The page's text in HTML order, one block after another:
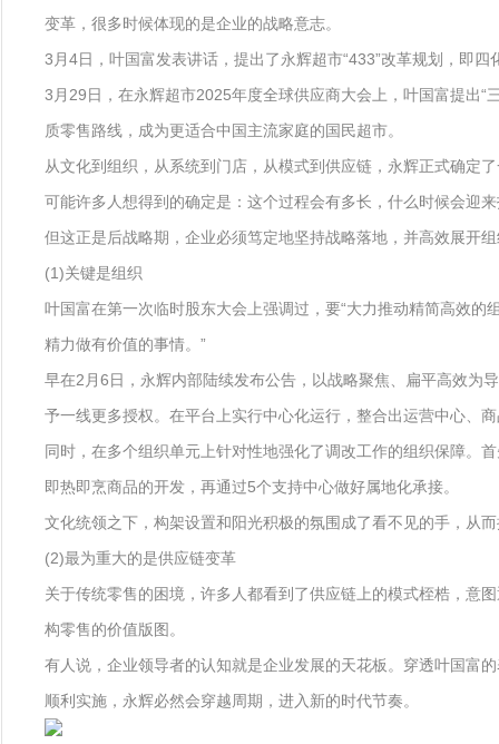
变革，很多时候体现的是企业的战略意志。
3月4日，叶国富发表讲话，提出了永辉超市“433”改革规划，即
3月29日，在永辉超市2025年度全球供应商大会上，叶国富提出
质零售路线，成为更适合中国主流家庭的国民超市。
从文化到组织，从系统到门店，从模式到供应链，永辉正式确定
可能许多人想得到的确定是：这个过程会有多长，什么时候会迎
但这正是后战略期，企业必须笃定地坚持战略落地，并高效展开
(1)关键是组织
叶国富在第一次临时股东大会上强调过，要“大力推动精简高效
精力做有价值的事情。”
早在2月6日，永辉内部陆续发布公告，以战略聚焦、扁平高效为
予一线更多授权。在平台上实行中心化运行，整合出运营中心、
同时，在多个组织单元上针对性地强化了调改工作的组织保障。
即热即烹商品的开发，再通过5个支持中心做好属地化承接。
文化统领之下，构架设置和阳光积极的氛围成了看不见的手，从
(2)最为重大的是供应链变革
关于传统零售的困境，许多人都看到了供应链上的模式桎梏，意
构零售的价值版图。
有人说，企业领导者的认知就是企业发展的天花板。穿透叶国富
顺利实施，永辉必然会穿越周期，进入新的时代节奏。